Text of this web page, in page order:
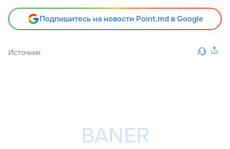
Подпишитесь на новости Point.md в Google
Источник